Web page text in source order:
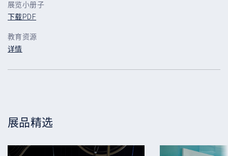
展览小册子
下载PDF
教育资源
详情
展品精选